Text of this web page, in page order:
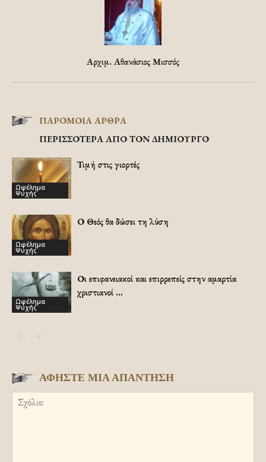
Αρχιμ. Αθανάσιος Μισσός
ΠΑΡΟΜΟΙΑ ΑΡΘΡΑ
ΠΕΡΙΣΣΟΤΕΡΑ ΑΠΟ ΤΟΝ ΔΗΜΙΟΥΡΓΟ
Ωφέλημα
Ψυχής
Τιμή στις γιορτές
Ωφέλημα
Ψυχής
Ο Θεός θα δώσει τη λύση
Ωφέλημα
Ψυχής
Οι επιφανειακοί και επιρρεπείς στην αμαρτία
χριστιανοί …
ΑΦΗΣΤΕ ΜΙΑ ΑΠΑΝΤΗΣΗ